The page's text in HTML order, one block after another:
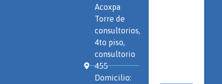
Acoxpa
Torre de
consultorios,
4to piso,
consultorio
455
Domicilio: